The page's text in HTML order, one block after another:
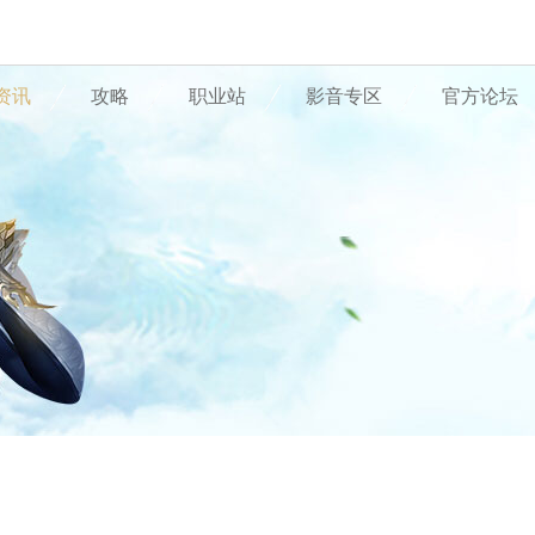
讯 攻略 职业站 影音专区 官方论坛